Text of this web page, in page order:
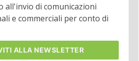
all'invio di comunicazioni
e commerciali per conto di
ALLA NEWSLETTER